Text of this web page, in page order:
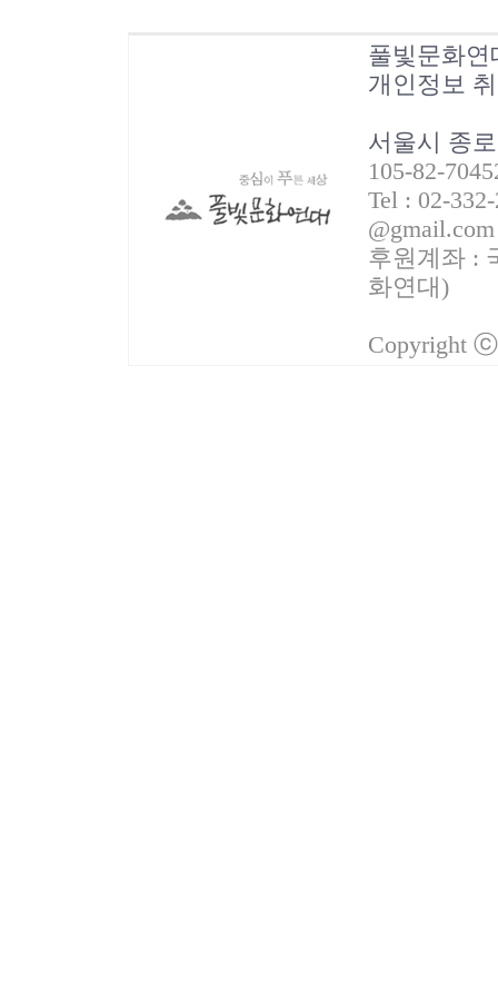
풀빛문화연
개인정보
서울시 종
105-82-
Tel : 02-
@gmail.com
후원계좌 :
화연대)
Copyright